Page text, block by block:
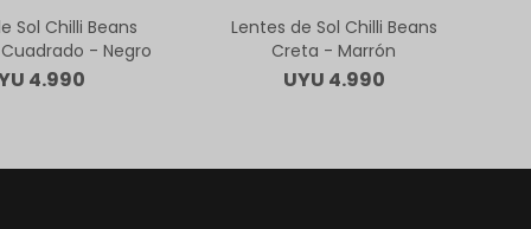
Sol Chilli Beans
- Negro
4.990
Lentes de Sol Chilli Beans
Creta - Marrón
UYU 4.990